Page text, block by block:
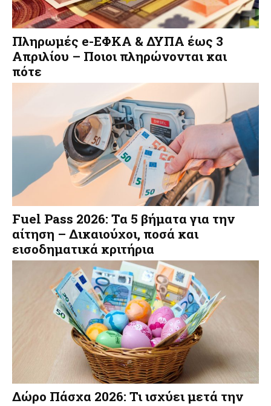
Πληρωμές e-ΕΦΚΑ & ΔΥΠΑ έως 3
Απριλίου – Ποιοι πληρώνονται και
πότε
Fuel Pass 2026: Τα 5 βήματα για την
αίτηση – Δικαιούχοι, ποσά και
εισοδηματικά κριτήρια
Δώρο Πάσχα 2026: Τι ισχύει μετά την